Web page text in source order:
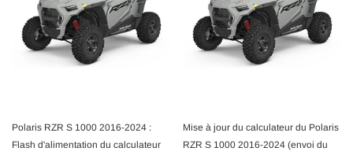
Polaris RZR S 1000 2016-2024 :
Flash d'alimentation du calculateur
Mise à jour du calculateur du Polaris
RZR S 1000 2016-2024 (envoi du